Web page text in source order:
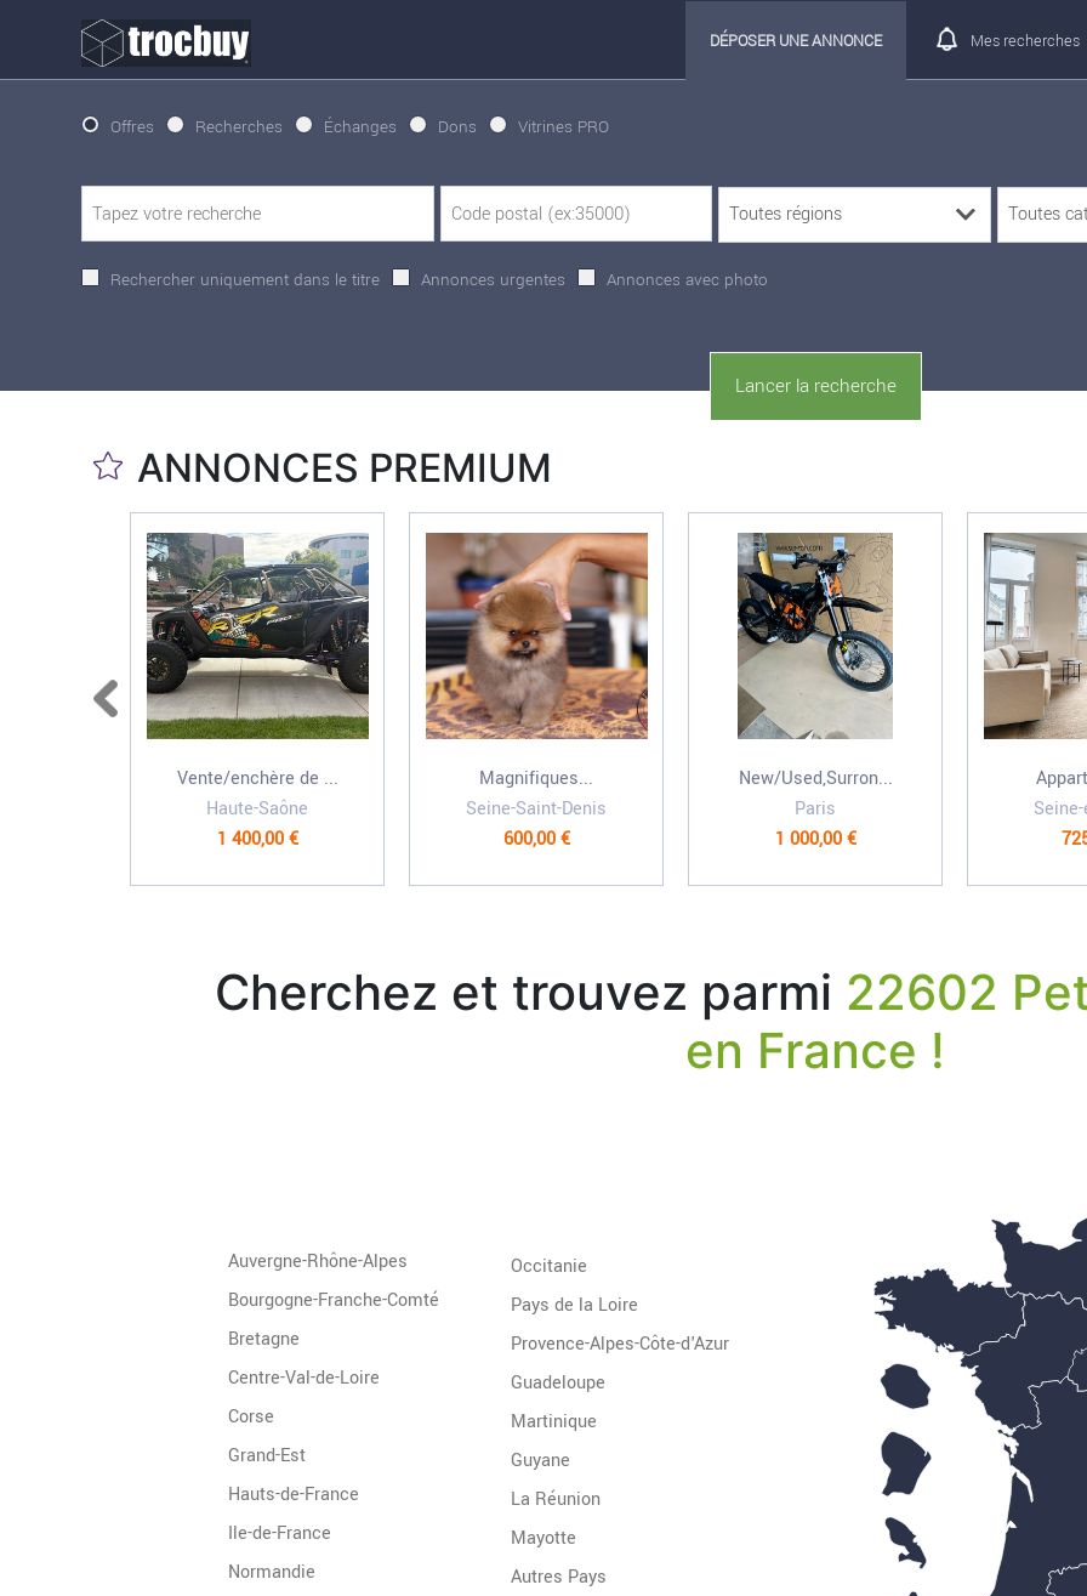
DÉPOSER UNE ANNONCE Mes recherches
Offres Recherches Échanges Dons Vitrines PRO
Rechercher uniquement dans le titre Annonces urgentes Annonces avec photo
ANNONCES PREMIUM
Vente/enchère de ...
Haute-Saône
1 400,00 €
Magnifiques...
Seine-Saint-Denis
600,00 €
New/Used,Surron...
Paris
1 000,00 €
Cherchez et trouvez parmi 22602
en France !
Auvergne-Rhône-Alpes
Bourgogne-Franche-Comté
Bretagne
Centre-Val-de-Loire
Corse
Grand-Est
Hauts-de-France
Ile-de-France
Normandie
Occitanie
Pays de la Loire
Provence-Alpes-Côte-d'Azur
Guadeloupe
Martinique
Guyane
La Réunion
Mayotte
Autres Pays